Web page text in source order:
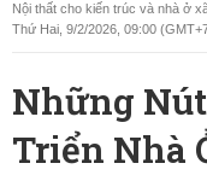
Nội thất cho kiến trúc và nhà ở
Thứ Hai, 9/2/2026, 09:00
Những
Triển Nhà